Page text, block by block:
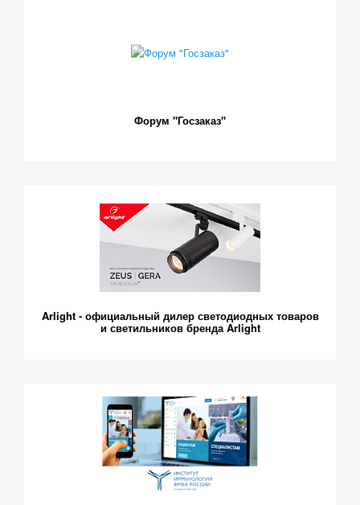
Форум "Госзаказ"
Arlight - официальный дилер светодиодных товаров
и светильников бренда Arlight